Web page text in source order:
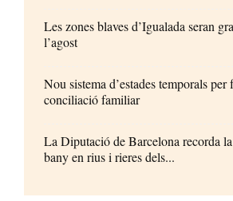
Les zones blaves d’Igualada seran
l’agost
Nou sistema d’estades temporals per
conciliació familiar
La Diputació de Barcelona recorda
bany en rius i rieres dels...